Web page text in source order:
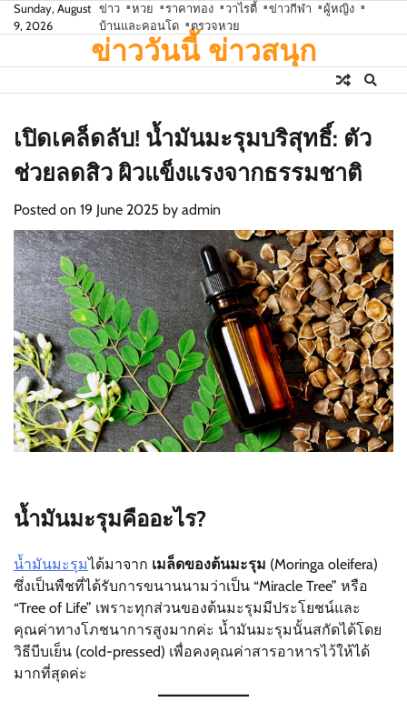
Skip
to
Sunday, August
9, 2026
ข่าว หวย ราคาทอง วาไรตี้ ข่าวกีฬา
ผู้หญิง
บ้านและคอนโด
ตรวจหวย
ข่าววันนี้ ข่าวสนุก
เปิดเคล็ดลับ! น้ำมันมะรุมบริสุทธิ์: ตัว
ช่วยลดสิว ผิวแข็งแรงจากธรรมชาติ
Posted on 19 June 2025 by admin
น้ำมันมะรุมคืออะไร?
น้ำมันมะรุมได้มาจาก เมล็ดของต้นมะรุม (Moringa oleifera)
ซึ่งเป็นพืชที่ได้รับการขนานนามว่าเป็น “Miracle Tree” หรือ
“Tree of Life” เพราะทุกส่วนของต้นมะรุมมีประโยชน์และ
คุณค่าทางโภชนาการสูงมากค่ะ น้ำมันมะรุมนั้นสกัดได้โดย
วิธีบีบเย็น (cold-pressed) เพื่อคงคุณค่าสารอาหารไว้ให้ได้
มากที่สุดค่ะ